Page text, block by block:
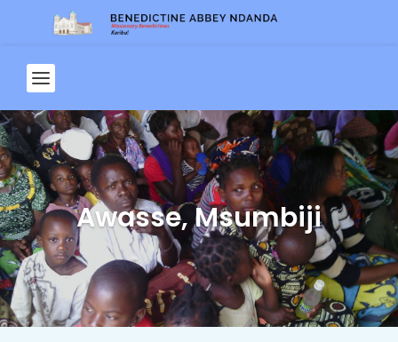
Awasse, Msumbiji